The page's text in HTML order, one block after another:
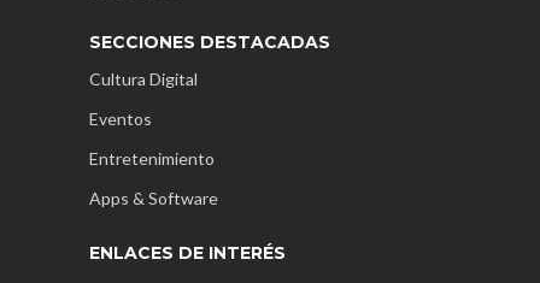
SECCIONES DESTACADAS
Cultura Digital
Eventos
Entretenimiento
Apps & Software
ENLACES DE INTERÉS